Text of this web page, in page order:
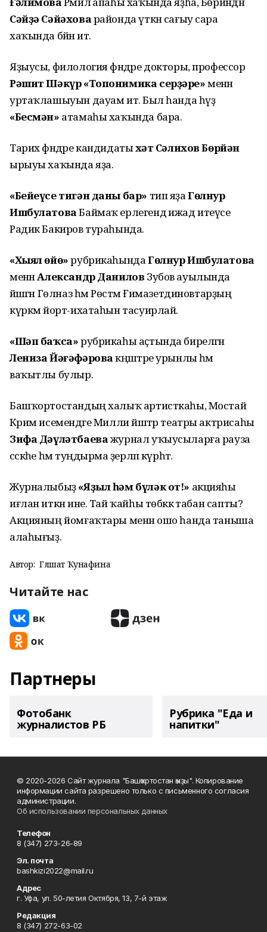
Сәйҙә Сәйәховарайонда үткән сағыу сара
хаҡында бәйән итә.
Яҙыусы, филология фәндәре докторы, профессор
Рәшит Шәкүр «Топонимика серҙәре»менән
уртаҡлашыуын дауам итә. Был һанда һүҙ
«Бесмән» атамаһы хаҡында бара.
Тарих фәндәре кандидатыӘхәт Сәлихов Бөрйән
ырыуы хаҡында яҙа.
«Бейеүсе тигән даны бар» тип яҙаГөлнур
ИшбулатоваБаймаҡ ерлегендә ижад итеүсе
Радик Бакиров тураһында.
«Хыял өйө»рубрикаһындаГөлнур Ишбулатова
менәнАлександр Данилов Зубов ауылында
йәшәгән Гөлназ һәм Рөстәм Ғимазетдиновтарҙың
күркәм йорт-ихатаһын тасуирлай.
«Шәп баҡса»рубрикаһы аҫтында бирелгән
Лениза Йәғәфәровакәңәштәре урынлы һәм
ваҡытлы булыр.
Башҡортостандың халыҡ артисткаһы, Мостай
Кәрим исемендәге Милли йәштәр театры актрисаһы
Зифа Дәүләтбаеважурнал уҡыусыларға рауза
сәскәһе һәм туңдырма әҙерләп күрһәтә.
Журналыбыҙ«Яҙыл һәм бүләк от!» акцияһы
иғлан иткән ине. Тай ҡайһы төбәккә табан сапты?
Акцияның йомғаҡтары менән ошо һанда таныша
алаһығыҙ.
Автор: Гөлшат Ҡунафина
Читайте нас
Партнеры
Фотобанк
журналистов РБ
Рубрика "Еда и
напитки"
© 2020-2026 Сайт журнала "Башҡортостан ҡыҙы". Копирование
информации сайта разрешено только с письменного согласия
администрации.
Об использовании персональных данных
Телефон
8 (347) 273-26-89
Эл. почта
bashkizi2022@mail.ru
Адрес
г. Уфа, ул. 50-летия Октября, 13, 7-й этаж
Редакция
8 (347) 272-63-02